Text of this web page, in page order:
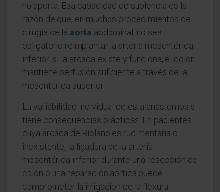
no aporta. Esa capacidad de suplencia es la
razón de que, en muchos procedimientos de
cirugía de la aorta abdominal, no sea
obligatorio reimplantar la arteria mesentérica
inferior: si la arcada existe y funciona, el colon
mantiene perfusión suficiente a través de la
mesentérica superior.
La variabilidad individual de esta anastomosis
tiene consecuencias prácticas. En pacientes
cuya arcada de Riolano es rudimentaria o
inexistente, la ligadura de la arteria
mesentérica inferior durante una resección de
colon o una reparación aórtica puede
comprometer la irrigación de la flexura